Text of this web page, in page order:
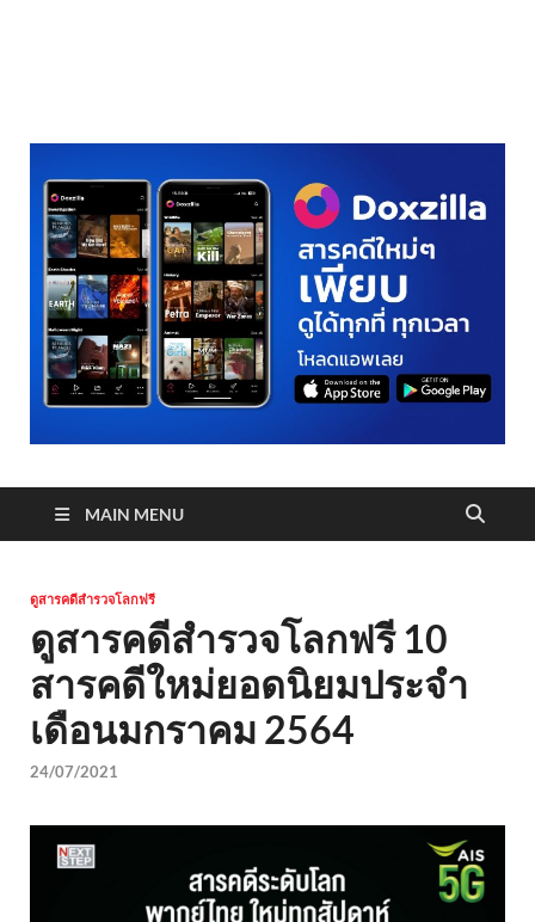
MAIN MENU
ดูสารคดีสำรวจโลกฟรี
ดูสารคดีสำรวจโลกฟรี 10
สารคดีใหม่ยอดนิยมประจำ
เดือนมกราคม 2564
24/07/2021